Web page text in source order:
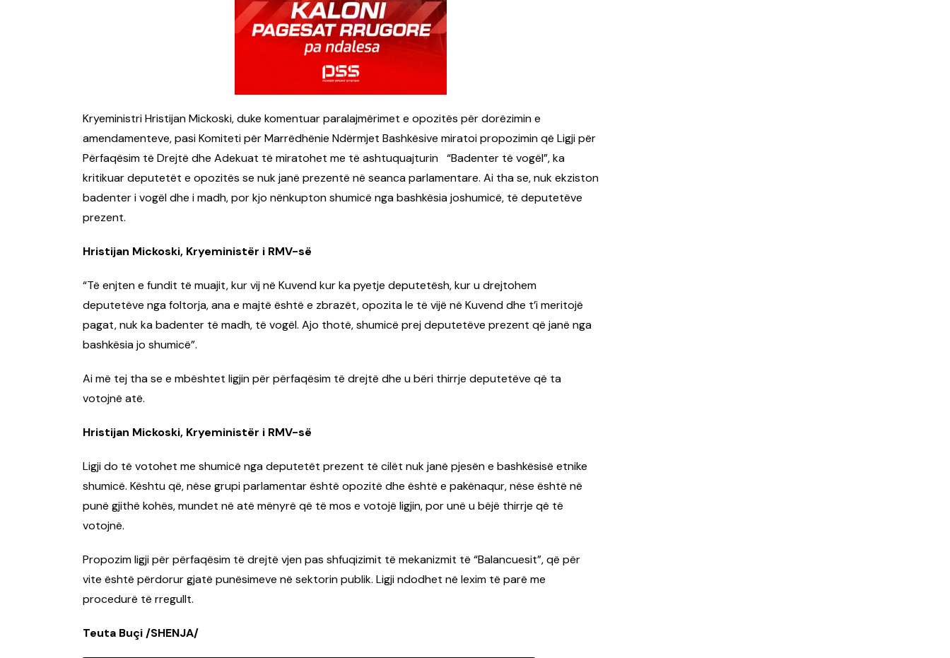
Kryeministri Hristijan Mickoski, duke komentuar paralajmërimet e opozitës për dorëzimin e
amendamenteve, pasi Komiteti për Marrëdhënie Ndërmjet Bashkësive miratoi propozimin që Ligji për
Përfaqësim të Drejtë dhe Adekuat të miratohet me të ashtuquajturin “Badenter të vogël”, ka
kritikuar deputetët e opozitës se nuk janë prezentë në seanca parlamentare. Ai tha se, nuk ekziston
badenter i vogël dhe i madh, por kjo nënkupton shumicë nga bashkësia joshumicë, të deputetëve
prezent.
Hristijan Mickoski, Kryeministër i RMV-së
“Të enjten e fundit të muajit, kur vij në Kuvend kur ka pyetje deputetësh, kur u drejtohem
deputetëve nga foltorja, ana e majtë është e zbrazët, opozita le të vijë në Kuvend dhe t’i meritojë
pagat, nuk ka badenter të madh, të vogël. Ajo thotë, shumicë prej deputetëve prezent që janë nga
bashkësia jo shumicë”.
Ai më tej tha se e mbështet ligjin për përfaqësim të drejtë dhe u bëri thirrje deputetëve që ta
votojnë atë.
Hristijan Mickoski, Kryeministër i RMV-së
Ligji do të votohet me shumicë nga deputetët prezent të cilët nuk janë pjesën e bashkësisë etnike
shumicë. Kështu që, nëse grupi parlamentar është opozitë dhe është e pakënaqur, nëse është në
punë gjithë kohës, mundet në atë mënyrë që të mos e votojë ligjin, por unë u bëjë thirrje që të
votojnë.
Propozim ligji për përfaqësim të drejtë vjen pas shfuqizimit të mekanizmit të “Balancuesit”, që për
vite është përdorur gjatë punësimeve në sektorin publik. Ligji ndodhet në lexim të parë me
procedurë të rregullt.
Teuta Buçi /SHENJA/